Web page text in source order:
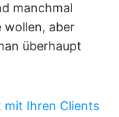
manchmal
wollen, aber
überhaupt
mit Ihren Clients